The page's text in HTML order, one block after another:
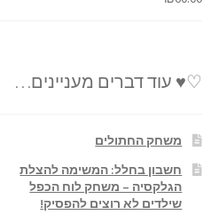
♡♥ עוד דברים מעניינים…
משחק החתולים
חשבון בחלל: המשימה להצלת
הגלקסיה – משחק לוח הכפל
שילדים לא רוצים להפסיק!